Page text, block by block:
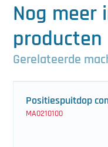
Nog meer
producten
Gerelateerde
Positiespuitdop
MA0210100